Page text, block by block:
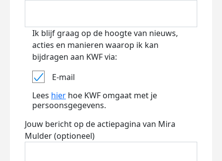
Ik blijf graag op de hoogte van nieuws,
acties en manieren waarop ik kan
bijdragen aan KWF via:
E-mail
Lees hier hoe KWF omgaat met je
persoonsgegevens.
Jouw bericht op de actiepagina van Mira
Mulder (optioneel)